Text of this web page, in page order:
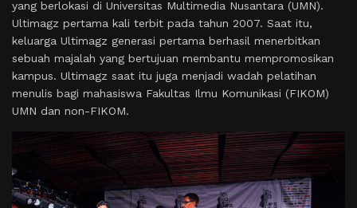
yang berlokasi di Universitas Multimedia Nusantara (UMN).
Ultimagz pertama kali terbit pada tahun 2007. Saat itu,
keluarga Ultimagz generasi pertama berhasil menerbitkan
sebuah majalah yang bertujuan membantu mempromosikan
kampus. Ultimagz saat itu juga menjadi wadah pelatihan
menulis bagi mahasiswa Fakultas Ilmu Komunikasi (FIKOM)
UMN dan non-FIKOM.